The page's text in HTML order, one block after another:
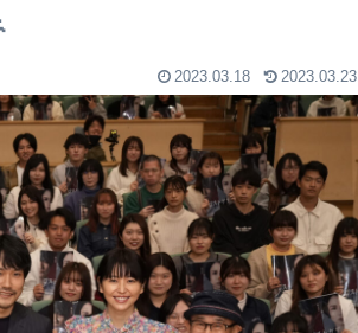
2023.03.18 2023.03.23